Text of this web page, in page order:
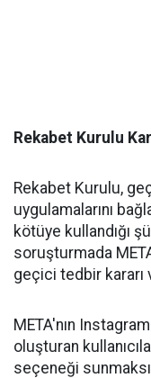
Rekabet Kurulu
Rekabet Kurulu,
uygulamalarını
kötüye kullandığı
soruşturmada
geçici tedbir kararı
META'nın
oluşturan
seçeneği